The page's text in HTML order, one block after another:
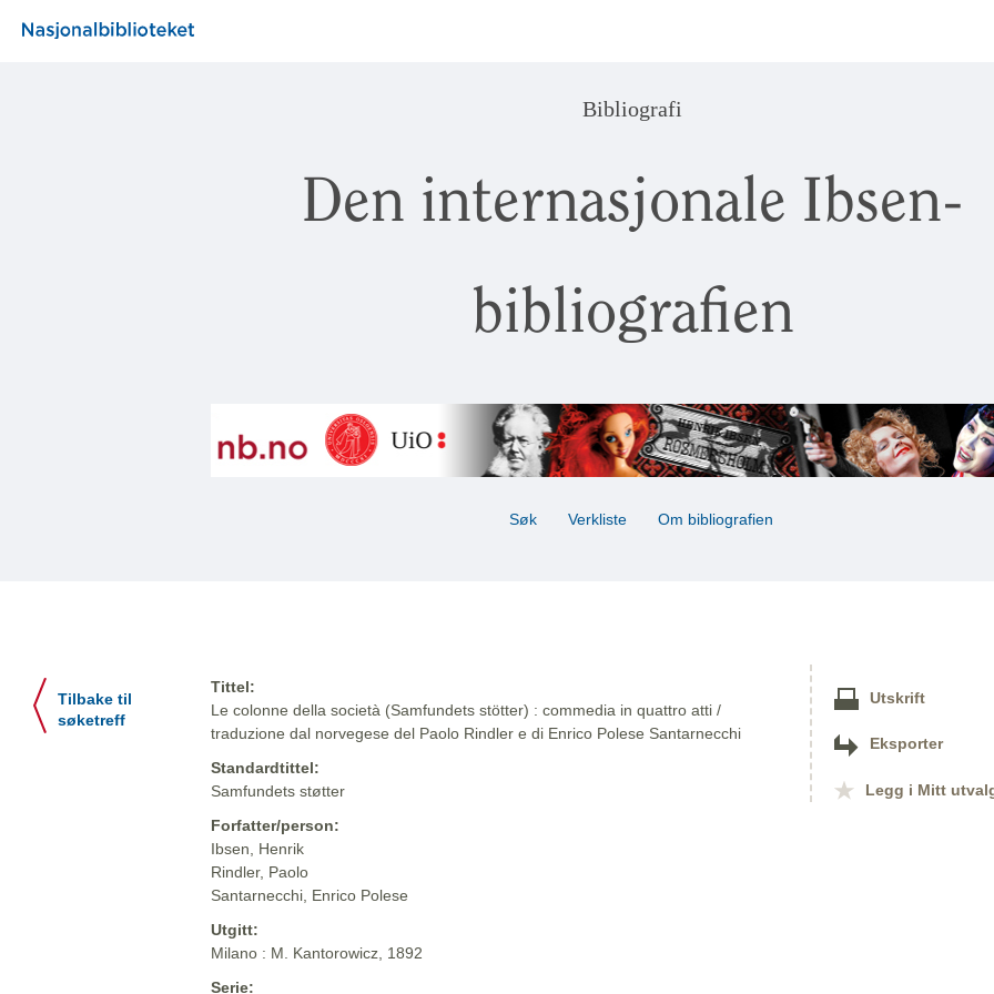
Bibliografi
Den internasjonale Ibsen-
bibliografien
Søk Verkliste Om bibliografien
Tilbake til
søketreff
Tittel:
Le colonne della società (Samfundets stötter) : commedia in quattro atti /
traduzione dal norvegese del Paolo Rindler e di Enrico Polese Santarnecchi
Standardtittel:
Samfundets støtter
Forfatter/person:
Ibsen, Henrik
Rindler, Paolo
Santarnecchi, Enrico Polese
Utgitt:
Milano : M. Kantorowicz, 1892
Serie:
Utskrift
Eksporter
Legg i Mitt